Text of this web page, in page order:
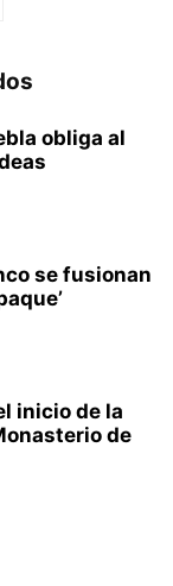
obliga al
se fusionan
inicio de la
de